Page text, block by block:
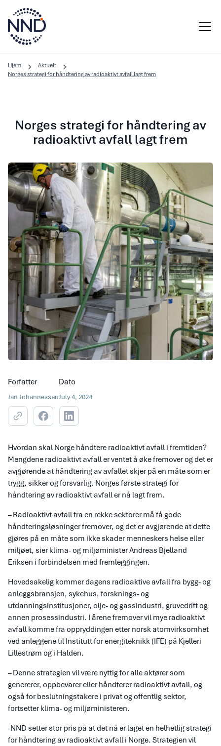
Hjem
Aktuelt
Norges strategi for håndtering av radioaktivt avfall lagt frem
Norges strategi for håndtering av
radioaktivt avfall lagt frem
Forfatter
Jan Johannessen
Dato
July 4, 2024
Hvordan skal Norge håndtere radioaktivt avfall i fremtiden?
Mengdene radioaktivt avfall er ventet å øke fremover og det er
avgjørende at håndtering av avfallet skjer på en måte som er
trygg, sikker og forsvarlig. Norges første strategi for
håndtering av radioaktivt avfall er nå lagt frem.
– Radioaktivt avfall fra en rekke sektorer må få gode
håndteringsløsninger fremover, og det er avgjørende at dette
gjøres på en måte som ikke skader menneskers helse eller
miljøet, sier klima- og miljøminister Andreas Bjelland
Eriksen i forbindelsen med fremleggingen.
Hovedsakelig kommer dagens radioaktive avfall fra bygg- og
anleggsbransjen, sykehus, forsknings- og
utdanningsinstitusjoner, olje- og gassindustri, gruvedrift og
annen prosessindustri. I årene fremover vil mye radioaktivt
avfall komme fra oppryddingen etter norsk atomvirksomhet
ved anleggene til Institutt for energiteknikk (IFE) på Kjelleri
Lillestrøm og i Halden.
– Denne strategien vil være nyttig for alle aktører som
genererer, oppbevarer eller håndterer radioaktivt avfall, og
også for beslutningstakere i privat og offentlig sektor,
fortsetter klima- og miljøministeren.
-NND setter stor pris på at det nå er laget en helhetlig strategi
for håndtering av radioaktivt avfall i Norge. Strategien vil